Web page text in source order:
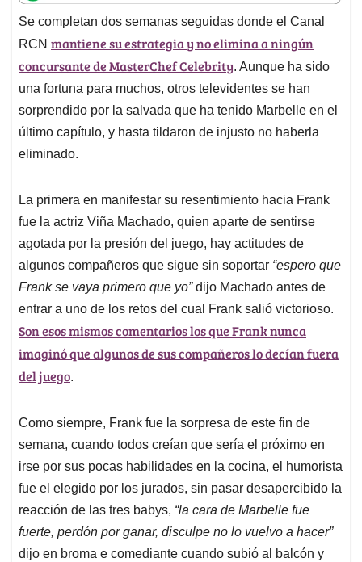
t
s
A
p
p
e
b
o
o
k
k
e
d
I
n
i
l
e
a
d
s
Se completan dos semanas seguidas donde el Canal
RCN mantiene su estrategia y no elimina a ningún
concursante de MasterChef Celebrity. Aunque ha sido
una fortuna para muchos, otros televidentes se han
sorprendido por la salvada que ha tenido Marbelle en el
último capítulo, y hasta tildaron de injusto no haberla
eliminado.
La primera en manifestar su resentimiento hacia Frank
fue la actriz Viña Machado, quien aparte de sentirse
agotada por la presión del juego, hay actitudes de
algunos compañeros que sigue sin soportar “espero que
Frank se vaya primero que yo”dijo Machado antes de
entrar a uno de los retos del cual Frank salió victorioso.
Son esos mismos comentarios los que Frank nunca
imaginó que algunos de sus compañeros lo decían fuera
del juego.
Como siempre, Frank fue la sorpresa de este fin de
semana, cuando todos creían que sería el próximo en
irse por sus pocas habilidades en la cocina, el humorista
fue el elegido por los jurados, sin pasar desapercibido la
reacción de las tres babys, “la cara de Marbelle fue
fuerte, perdón por ganar, disculpe no lo vuelvo a hacer”
dijo en broma e comediante cuando subió al balcón y